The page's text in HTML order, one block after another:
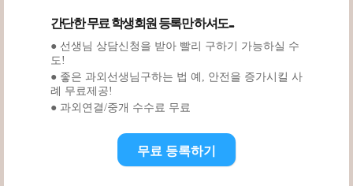
간단한 무료 학생회원 등록만 하셔도...
● 선생님 상담신청을 받아 빨리 구하기 가능하실 수
도!
● 좋은 과외선생님구하는 법 예, 안전을 증가시킬 사
례 무료제공!
● 과외연결/중개 수수료 무료
무료 등록하기